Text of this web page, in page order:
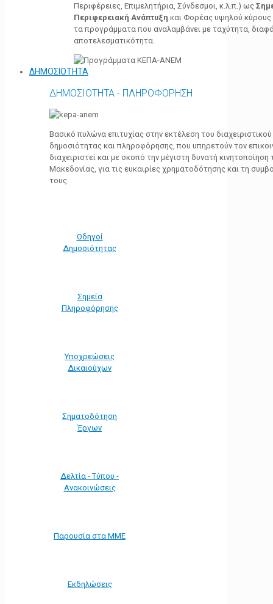
Περιφέρειες, Επιμελητήρια, Σύνδεσμοι, κ.λ.π.) ως
Περιφερειακή Ανάπτυξη και Φορέας υψηλού κύρους
τα προγράμματα που αναλαμβάνει με ταχύτητα,
αποτελεσματικότητα.
ΔΗΜΟΣΙΟΤΗΤΑ
ΔΗΜΟΣΙΟΤΗΤΑ - ΠΛΗΡΟΦΟΡΗΣΗ
Βασικό πυλώνα επιτυχίας στην εκτέλεση του
δημοσιότητας και πληροφόρησης, που υπηρετούν τον
διαχειριστεί και με σκοπό την μέγιστη δυνατή
Μακεδονίας, για τις ευκαιρίες χρηματοδότησης και τη
τους.
Οδηγοί
Δημοσιότητας
Σημεία
Πληροφόρησης
Υποχρεώσεις
Δικαιούχων
Σηματοδότηση
Έργων
Δελτία - Τύπου -
Ανακοινώσεις
Παρουσία στα ΜΜΕ
Εκδηλώσεις